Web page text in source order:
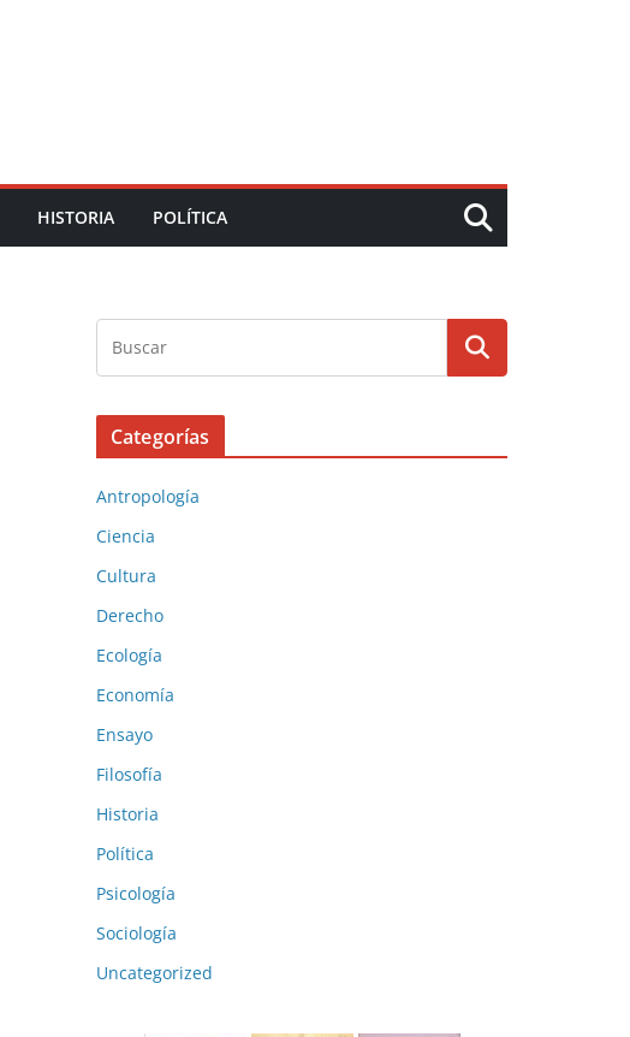
HISTORIA POLÍTICA
Categorías
Antropología
Ciencia
Cultura
Derecho
Ecología
Economía
Ensayo
Filosofía
Historia
Política
Psicología
Sociología
Uncategorized